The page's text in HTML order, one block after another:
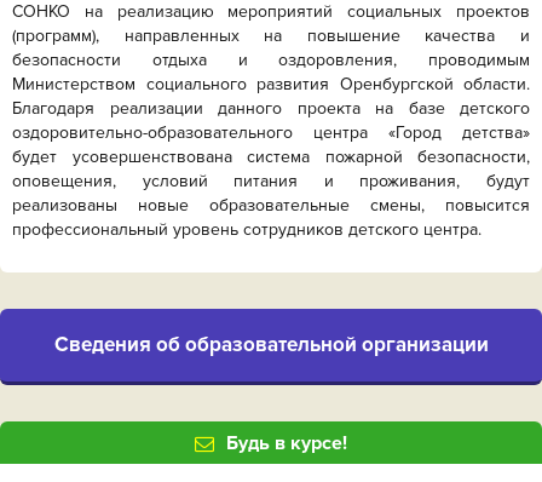
СОНКО на реализацию мероприятий социальных проектов
(программ), направленных на повышение качества и
безопасности отдыха и оздоровления, проводимым
Министерством социального развития Оренбургской области.
Благодаря реализации данного проекта на базе детского
оздоровительно-образовательного центра «Город детства»
будет усовершенствована система пожарной безопасности,
оповещения, условий питания и проживания, будут
реализованы новые образовательные смены, повысится
профессиональный уровень сотрудников детского центра.
Cведения об образовательной организации
Будь в курсе!